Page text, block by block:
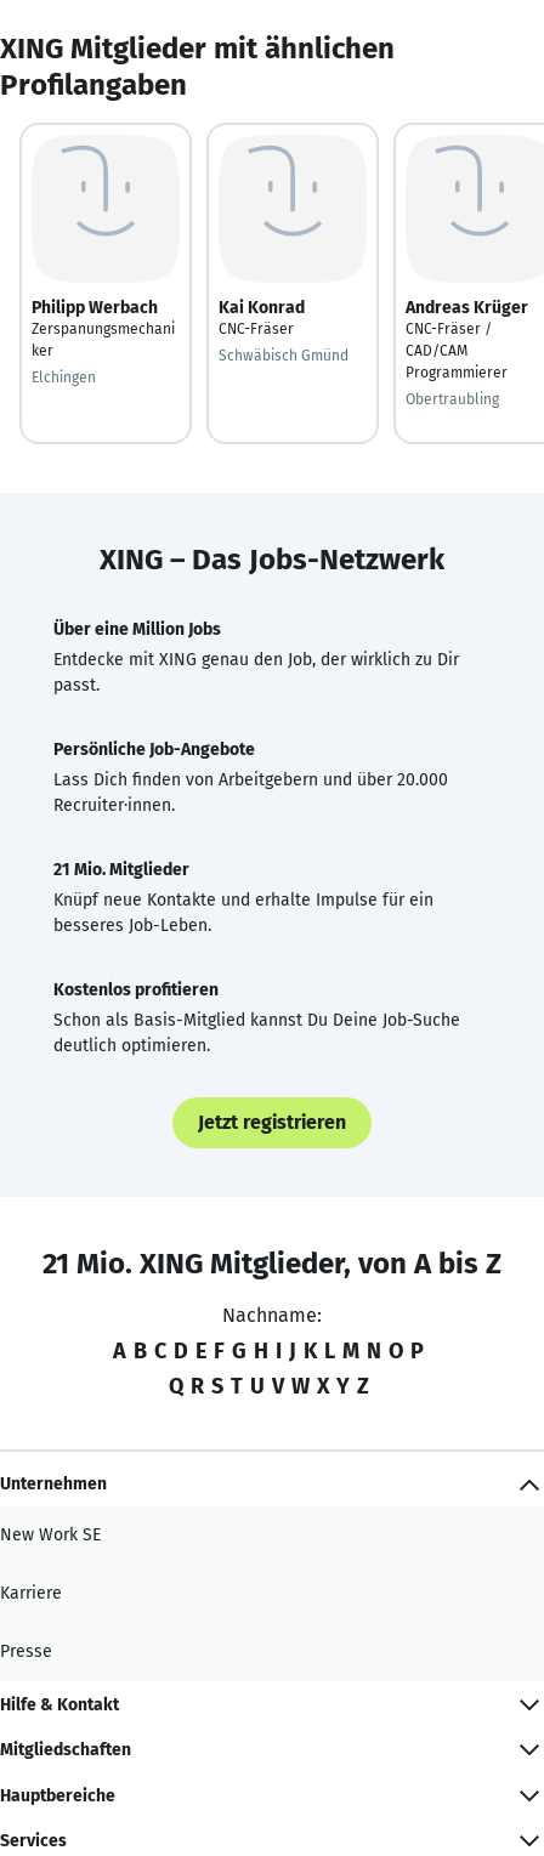
XING Mitglieder mit ähnlichen
Profilangaben
Philipp Werbach
Zerspanungsmechani
ker
Elchingen
Kai Konrad
CNC-Fräser
Schwäbisch Gmünd
Andreas Krüger
CNC-Fräser /
CAD/CAM
Programmierer
Obertraubling
XING – Das Jobs-Netzwerk
Über eine Million Jobs
Entdecke mit XING genau den Job, der wirklich zu Dir
passt.
Persönliche Job-Angebote
Lass Dich finden von Arbeitgebern und über 20.000
Recruiter·innen.
21 Mio. Mitglieder
Knüpf neue Kontakte und erhalte Impulse für ein
besseres Job-Leben.
Kostenlos profitieren
Schon als Basis-Mitglied kannst Du Deine Job-Suche
deutlich optimieren.
Jetzt registrieren
21 Mio. XING Mitglieder, von A bis Z
Nachname:
A B C D E F G H I J K L M N O P
Q R S T U V W X Y Z
Unternehmen
New Work SE
Karriere
Presse
Hilfe & Kontakt
Mitgliedschaften
Hauptbereiche
Services